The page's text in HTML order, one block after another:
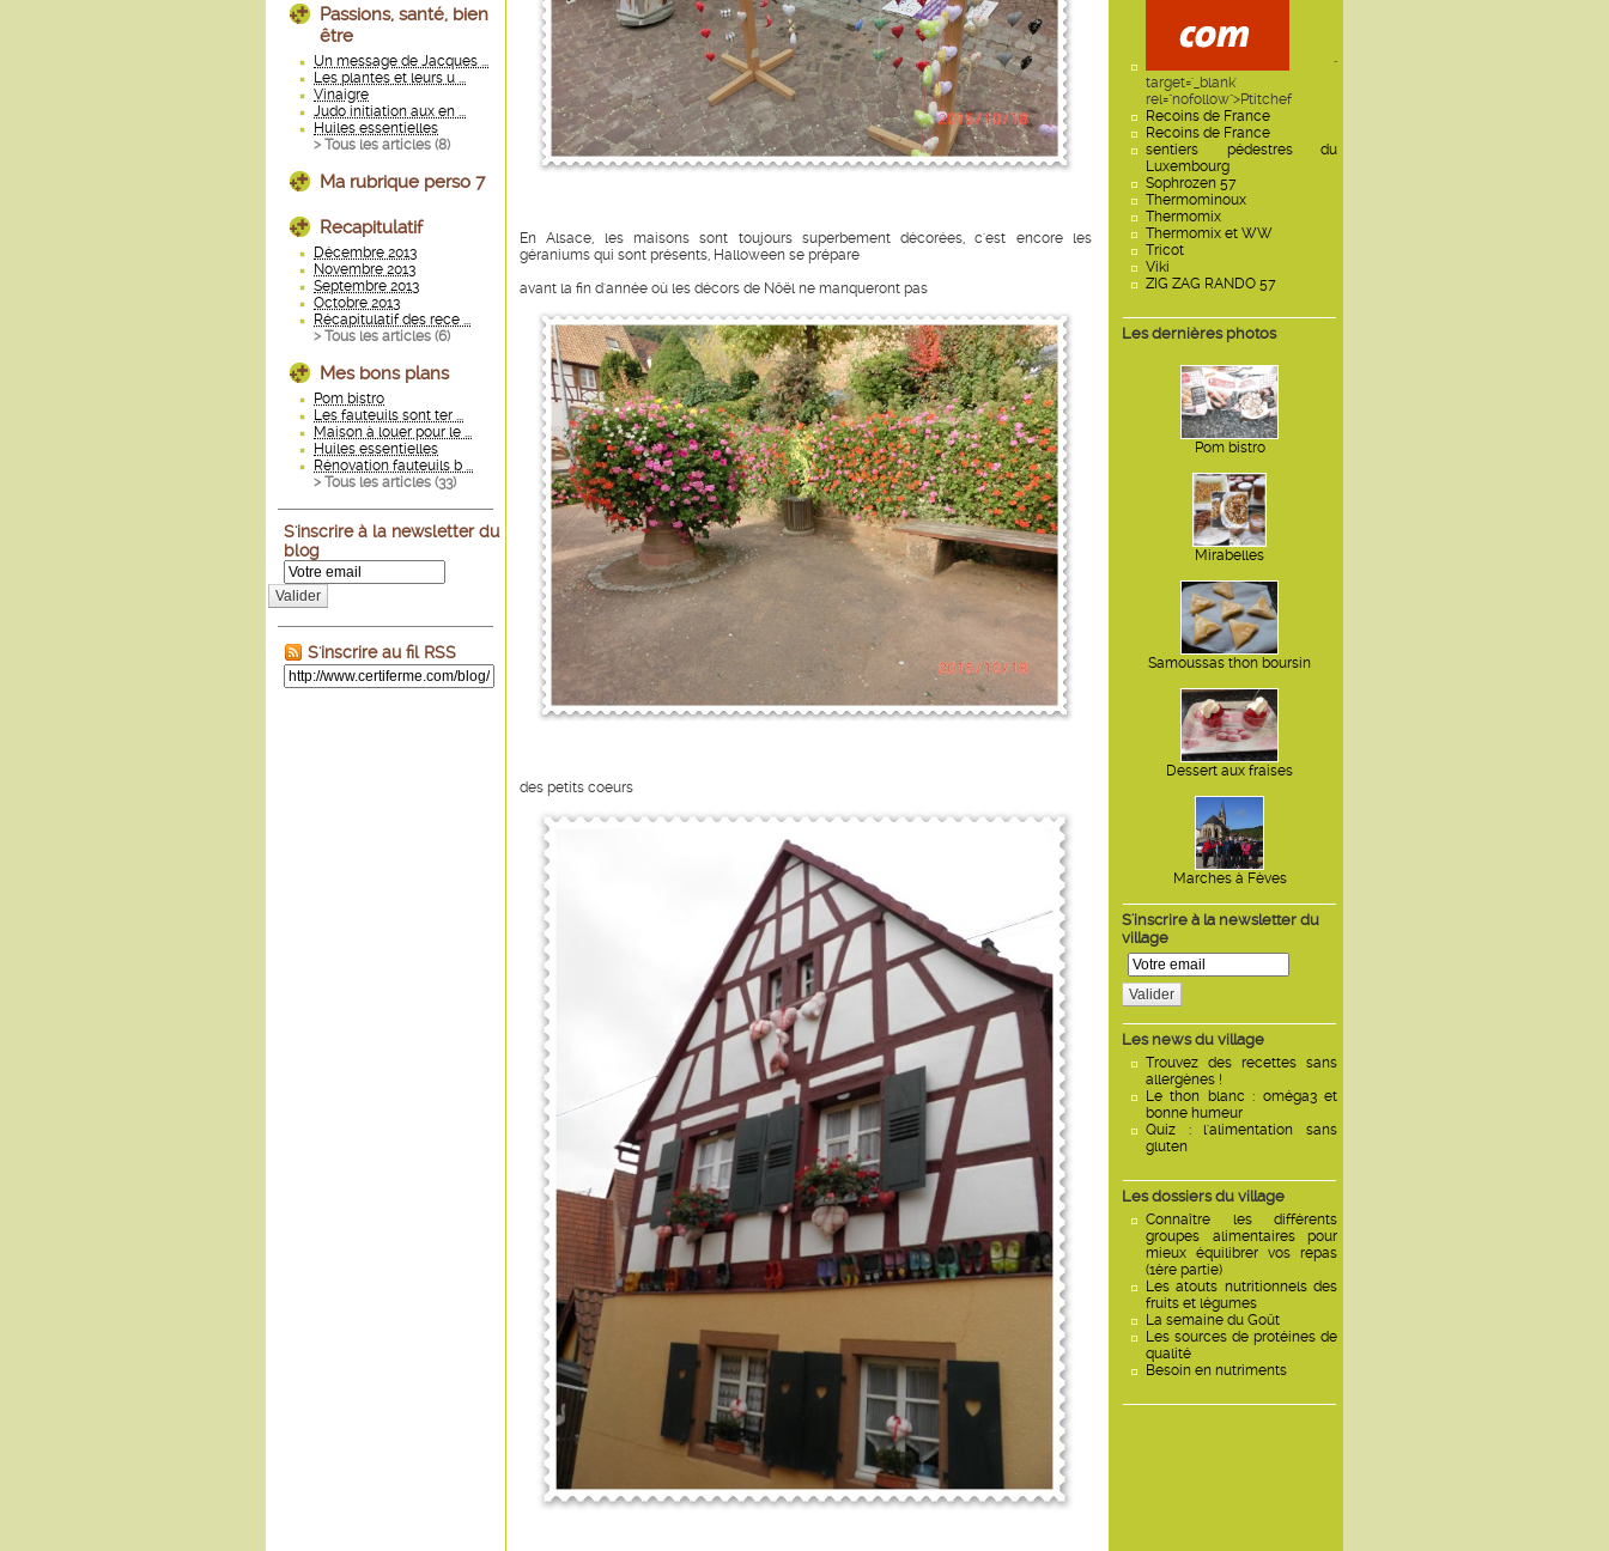
"
target='_blank'
rel="nofollow">Ptitchef
Recoins de France
Recoins de France
sentiers pédestres du
Luxembourg
Sophrozen 57
Thermominoux
Thermomix
Thermomix et WW
Tricot
Viki
ZIG ZAG RANDO 57
Les dernières photos
Pom bistro
Mirabelles
Samoussas thon boursin
Dessert aux fraises
Marches à Fèves
S'inscrire à la newsletter du
village
Valider
Les news du village
Trouvez des recettes sans
allergènes !
Le thon blanc : oméga3 et
bonne humeur
Quiz : l'alimentation sans
gluten
Les dossiers du village
Connaître les différents
groupes alimentaires pour
mieux équilibrer vos repas
(1ère partie)
Les atouts nutritionnels des
fruits et légumes
La semaine du Goût
Les sources de protéines de
qualité
Besoin en nutriments
Passions, santé, bien
être
Un message de Jacques ...
Les plantes et leurs u ...
Vinaigre
Judo initiation aux en ...
Huiles essentielles
> Tous les articles (8)
Ma rubrique perso 7
Recapitulatif
Décembre 2013
Novembre 2013
Septembre 2013
Octobre 2013
Récapitulatif des rece ...
> Tous les articles (6)
Mes bons plans
Pom bistro
Les fauteuils sont ter ...
Maison à louer pour le ...
Huiles essentielles
Rénovation fauteuils b ...
> Tous les articles (33)
S'inscrire à la newsletter du
blog
Valider
S'inscrire au fil RSS
En Alsace, les maisons sont toujours superbement décorées, c'est encore les
géraniums qui sont présents, Halloween se prépare
avant la fin d'année où les décors de Nôël ne manqueront pas
des petits coeurs